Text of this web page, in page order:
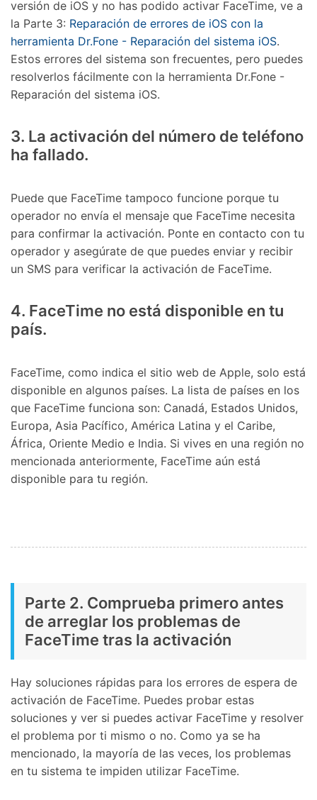
versión de iOS y no has podido activar FaceTime, ve a
la Parte 3: Reparación de errores de iOS con la
herramienta Dr.Fone - Reparación del sistema iOS.󠀲󠀩󠀠󠀥󠀦󠀨󠀧󠀦󠀳󠀰
Estos errores del sistema son frecuentes, pero puedes
resolverlos fácilmente con la herramienta Dr.Fone -
Reparación del sistema iOS.󠀲󠀩󠀠󠀥󠀦󠀨󠀧󠀧󠀳
󠀰3. La activación del número de teléfono
ha fallado.󠀲󠀩󠀠󠀥󠀦󠀨󠀧󠀨󠀳
󠀰Puede que FaceTime tampoco funcione porque tu
operador no envía el mensaje que FaceTime necesita
para confirmar la activación.󠀲󠀩󠀠󠀥󠀦󠀨󠀧󠀩󠀳󠀰 Ponte en contacto con tu
operador y asegúrate de que puedes enviar y recibir
un SMS para verificar la activación de FaceTime.󠀲󠀩󠀠󠀥󠀦󠀨󠀨󠀠󠀳
󠀰4. FaceTime no está disponible en tu
país.󠀲󠀩󠀠󠀥󠀦󠀨󠀨󠀡󠀳
󠀰FaceTime, como indica el sitio web de Apple, solo está
disponible en algunos países.󠀲󠀩󠀠󠀥󠀦󠀨󠀨󠀢󠀳󠀰 La lista de países en los
que FaceTime funciona son: Canadá, Estados Unidos,
Europa, Asia Pacífico, América Latina y el Caribe,
África, Oriente Medio e India.󠀲󠀩󠀠󠀥󠀦󠀨󠀨󠀣󠀳󠀰 Si vives en una región no
mencionada anteriormente, FaceTime aún está
disponible para tu región.
Parte 2. Comprueba primero antes
de arreglar los problemas de
FaceTime tras la activación󠀲󠀩󠀠󠀥󠀦󠀨󠀥󠀧󠀳
Hay soluciones rápidas para los errores de espera de
activación de FaceTime.󠀲󠀩󠀠󠀥󠀦󠀨󠀨󠀧󠀳󠀰 Puedes probar estas
soluciones y ver si puedes activar FaceTime y resolver
el problema por ti mismo o no.󠀲󠀩󠀠󠀥󠀦󠀨󠀨󠀨󠀳󠀰 Como ya se ha
mencionado, la mayoría de las veces, los problemas
en tu sistema te impiden utilizar FaceTime.